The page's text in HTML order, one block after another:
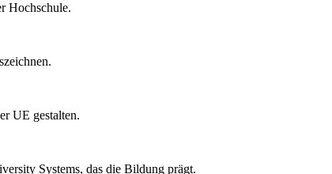
Hochschule.
UE gestalten.
Systems, das die Bildung prägt.